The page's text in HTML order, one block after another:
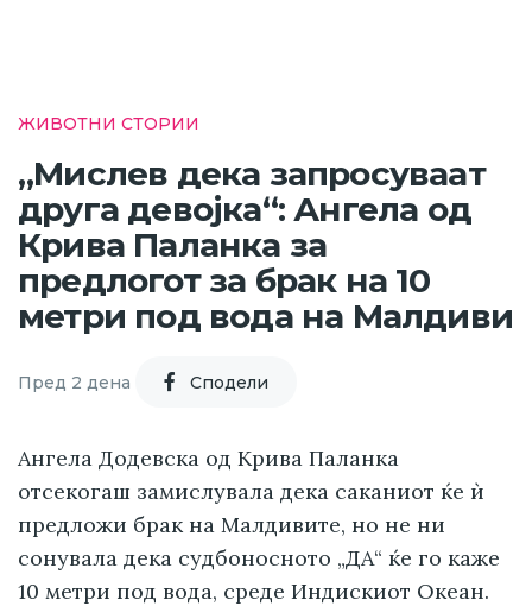
ЖИВОТНИ СТОРИИ
„Мислев дека запросуваат
друга девојка“: Ангела од
Крива Паланка за
предлогот за брак на 10
метри под вода на Малдиви
Пред 2 дена Cподели
Ангела Додевска од Крива Паланка
отсекогаш замислувала дека саканиот ќе ѝ
предложи брак на Малдивите, но не ни
сонувала дека судбоносното „ДА“ ќе го каже
10 метри под вода, среде Индискиот Океан.